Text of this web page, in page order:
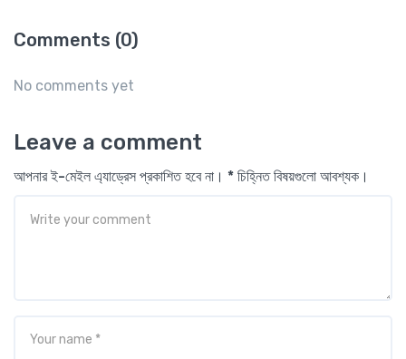
Comments (0)
No comments yet
Leave a comment
আপনার ই-মেইল এ্যাড্রেস প্রকাশিত হবে না। * চিহ্নিত বিষয়গুলো আবশ্যক।